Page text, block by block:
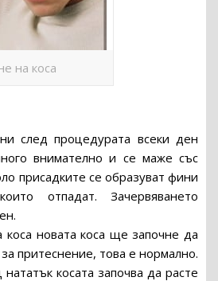
на коса
след процедурата всеки ден
внимателно и се маже със
присадките се образуват фини
отпадат. Зачервяването
новата коса ще започне да
притеснение, това е нормално.
косата започва да расте